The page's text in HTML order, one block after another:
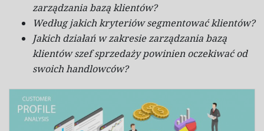
zarządzania bazą klientów?
Według jakich kryteriów segmentować klientów?
Jakich działań wzakresie zarządzania bazą
klientów szef sprzedaży powinien oczekiwać od
swoich handlowców?